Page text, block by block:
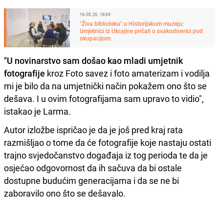
16.05.26. 18:04
"Živa biblioteka" u Historijskom muzeju:
Umjetnici iz Ukrajine pričali o svakodnevici pod
okupacijom
"U novinarstvo sam došao kao mladi umjetnik
fotografije kroz Foto savez i foto amaterizam i vodilja
mi je bilo da na umjetnički način pokažem ono što se
dešava. I u ovim fotografijama sam upravo to vidio",
istakao je Larma.
Autor izložbe ispričao je da je još pred kraj rata
razmišljao o tome da će fotografije koje nastaju ostati
trajno svjedočanstvo događaja iz tog perioda te da je
osjećao odgovornost da ih sačuva da bi ostale
dostupne budućim generacijama i da se ne bi
zaboravilo ono što se dešavalo.